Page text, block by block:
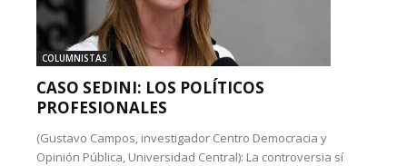
COLUMNISTAS
CASO SEDINI: LOS POLÍTICOS
PROFESIONALES
(Gustavo Campos, investigador Centro Democracia y
Opinión Pública, Universidad Central): La controversia sí